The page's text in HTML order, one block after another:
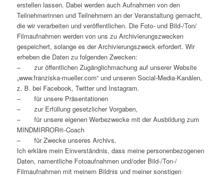
erstellen lassen. Dabei werden auch Aufnahmen von den
Teilnehmerinnen und Teilnehmern an der Veranstaltung gemacht,
die wir verarbeiten und veröffentlichen. Die Foto- und Bild-/Ton/
Filmaufnahmen werden von uns zu Archivierungszwecken
gespeichert, solange es der Archivierungszweck erfordert. Wir
erheben die Daten zu folgenden Zwecken:
– zur öffentlichen Zugänglichmachung auf unserer Website
„www.franziska-mueller.com“ und unseren Social-Media-Kanälen,
z. B. bei Facebook, Twitter und Instagram.
– für unsere Präsentationen
– zur Erfüllung gesetzlicher Vorgaben,
– für unsere eigenen Werbezwecke mit der Ausbildung zum
MINDMIRROR®-Coach
– für Zwecke unseres Archivs.
Ich erkläre mein Einverständnis, dass meine personenbezogenen
Daten, namentliche Fotoaufnahmen und/oder Bild-/Ton-/
Filmaufnahmen mit meinem Bildnis und meiner sonstigen